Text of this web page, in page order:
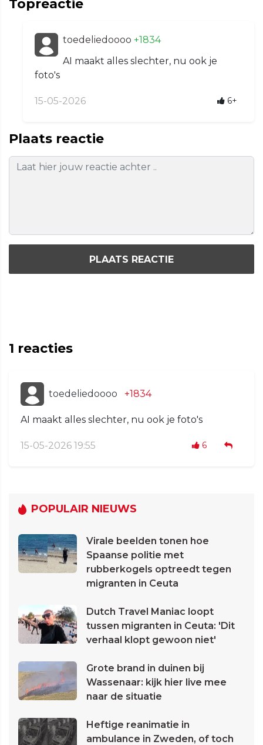
Topreactie
toedeliedoooo +1834
AI maakt alles slechter, nu ook je
foto's
15-05-2026 6+
Plaats reactie
PLAATS REACTIE
1 reacties
toedeliedoooo +1834
AI maakt alles slechter, nu ook je foto's
15-05-2026 19:55 6
POPULAIR NIEUWS
Virale beelden tonen hoe
Spaanse politie met
rubberkogels optreedt tegen
migranten in Ceuta
Dutch Travel Maniac loopt
tussen migranten in Ceuta: 'Dit
verhaal klopt gewoon niet'
Grote brand in duinen bij
Wassenaar: kijk hier live mee
naar de situatie
Heftige reanimatie in
ambulance in Zweden, of toch